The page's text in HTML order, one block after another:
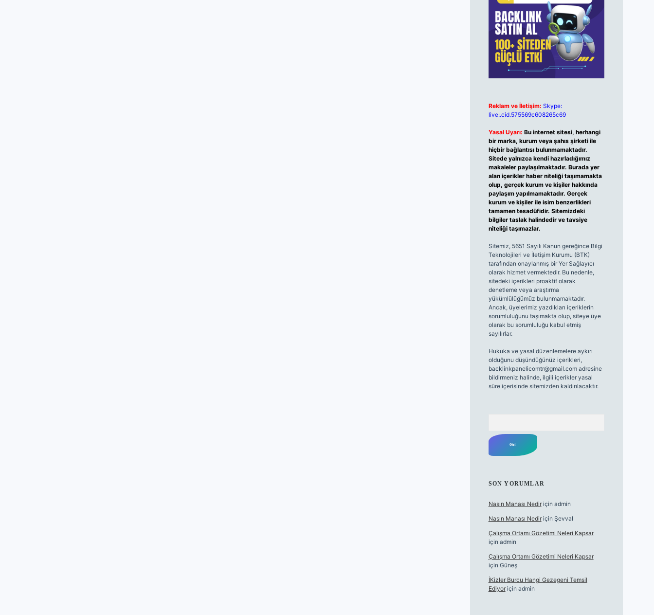
Reklam ve İletişim: Skype:
live:.cid.575569c608265c69
Yasal Uyarı: Bu internet sitesi, herhangi
bir marka, kurum veya şahıs şirketi ile
hiçbir bağlantısı bulunmamaktadır.
Sitede yalnızca kendi hazırladığımız
makaleler paylaşılmaktadır. Burada yer
alan içerikler haber niteliği taşımamakta
olup, gerçek kurum ve kişiler hakkında
paylaşım yapılmamaktadır. Gerçek
kurum ve kişiler ile isim benzerlikleri
tamamen tesadüfidir. Sitemizdeki
bilgiler taslak halindedir ve tavsiye
niteliği taşımazlar.
Sitemiz, 5651 Sayılı Kanun gereğince Bilgi
Teknolojileri ve İletişim Kurumu (BTK)
tarafından onaylanmış bir Yer Sağlayıcı
olarak hizmet vermektedir. Bu nedenle,
sitedeki içerikleri proaktif olarak
denetleme veya araştırma
yükümlülüğümüz bulunmamaktadır.
Ancak, üyelerimiz yazdıkları içeriklerin
sorumluluğunu taşımakta olup, siteye üye
olarak bu sorumluluğu kabul etmiş
sayılırlar.
Hukuka ve yasal düzenlemelere aykırı
olduğunu düşündüğünüz içerikleri,
backlinkpanelicomtr@gmail.comadresine
bildirmeniz halinde, ilgili içerikler yasal
süre içerisinde sitemizden kaldırılacaktır.
SON YORUMLAR
Nasın Manası Nediriçin admin
Nasın Manası Nediriçin Şevval
Çalışma Ortamı Gözetimi Neleri Kapsar
için admin
Çalışma Ortamı Gözetimi Neleri Kapsar
için Güneş
İKizler Burcu Hangi Gezegeni Temsil
Ediyoriçin admin